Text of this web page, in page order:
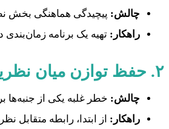
چالش: پیچیدگی هماهنگی بخش
راهکار: تهیه یک برنامه
۲. حفظ توازن میان نظریه و عمل
چالش: خطر غلبه یکی از جنبه‌ها
راهکار: از ابتدا، رابطه